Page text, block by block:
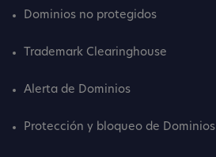
Dominios no protegidos
Trademark Clearinghouse
Alerta de Dominios
Protección y bloqueo de Dominios